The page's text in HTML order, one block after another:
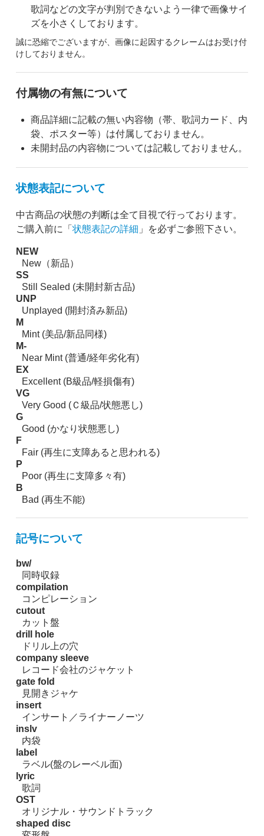
歌詞などの文字が判別できないよう一律で画像サイ
ズを小さくしております。
誠に恐縮でございますが、画像に起因するクレームはお受け付
けしておりません。
付属物の有無について
商品詳細に記載の無い内容物（帯、歌詞カード、内
袋、ポスター等）は付属しておりません。
未開封品の内容物については記載しておりません。
状態表記について
中古商品の状態の判断は全て目視で行っております。
ご購入前に「 状態表記の詳細 」を必ずご参照下さい。
NEW
New（新品）
SS
Still Sealed (未開封新古品)
UNP
Unplayed (開封済み新品)
M
Mint (美品/新品同様)
M-
Near Mint (普通/経年劣化有)
EX
Excellent (B級品/軽損傷有)
VG
Very Good (Ｃ級品/状態悪し)
G
Good (かなり状態悪し)
F
Fair (再生に支障あると思われる)
P
Poor (再生に支障多々有)
B
Bad (再生不能)
記号について
bw/
同時収録
compilation
コンピレーション
cutout
カット盤
drill hole
ドリル上の穴
company sleeve
レコード会社のジャケット
gate fold
見開きジャケ
insert
インサート／ライナーノーツ
inslv
内袋
label
ラベル(盤のレーベル面)
lyric
歌詞
OST
オリジナル・サウンドトラック
shaped disc